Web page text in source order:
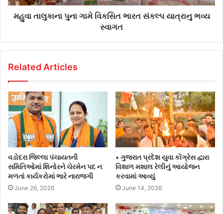
મહુવા તાલુકાના પુના ગામે વિકસિત ભારત સંકલ્પ યાત્રાનુ ભવ્ય
સ્વાગત
Related Articles
વડોદરા જિલ્લા પંચાયતની
સમિતિઓમાં શિનોરને ચેરમેન પદ ન
મળતાં કાર્યકરોમાં ભારે નારાજગી
June 26, 2026
• ગુજરાત પ્રદેશ યુવા કોંગ્રેસ દ્વારા
વિશાળ મશાલ રેલીનું આયોજન
કરવામાં આવ્યું
June 14, 2026